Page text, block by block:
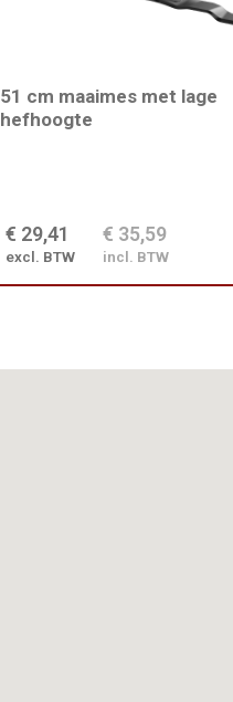
51 cm maaimes met lage
hefhoogte
€ 29,41
excl. BTW
€ 35,59
incl. BTW